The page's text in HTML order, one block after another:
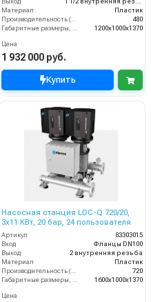
Выход
1 1/2 внутренняя резьба
Материал
Пластик
Производительность (л/мин)
480
Габаритные размеры, мм
1200x1000x1370
Цена
1 932 000 руб.
Купить
Насосная станция LDC-Q 720/20,
3x11 КВт, 20 бар, 24 пользователя
Артикул
83303015
Вход
Фланцы DN100
Выход
2 внутренняя резьба
Материал
Пластик
720
1600x1000x1370
Цена